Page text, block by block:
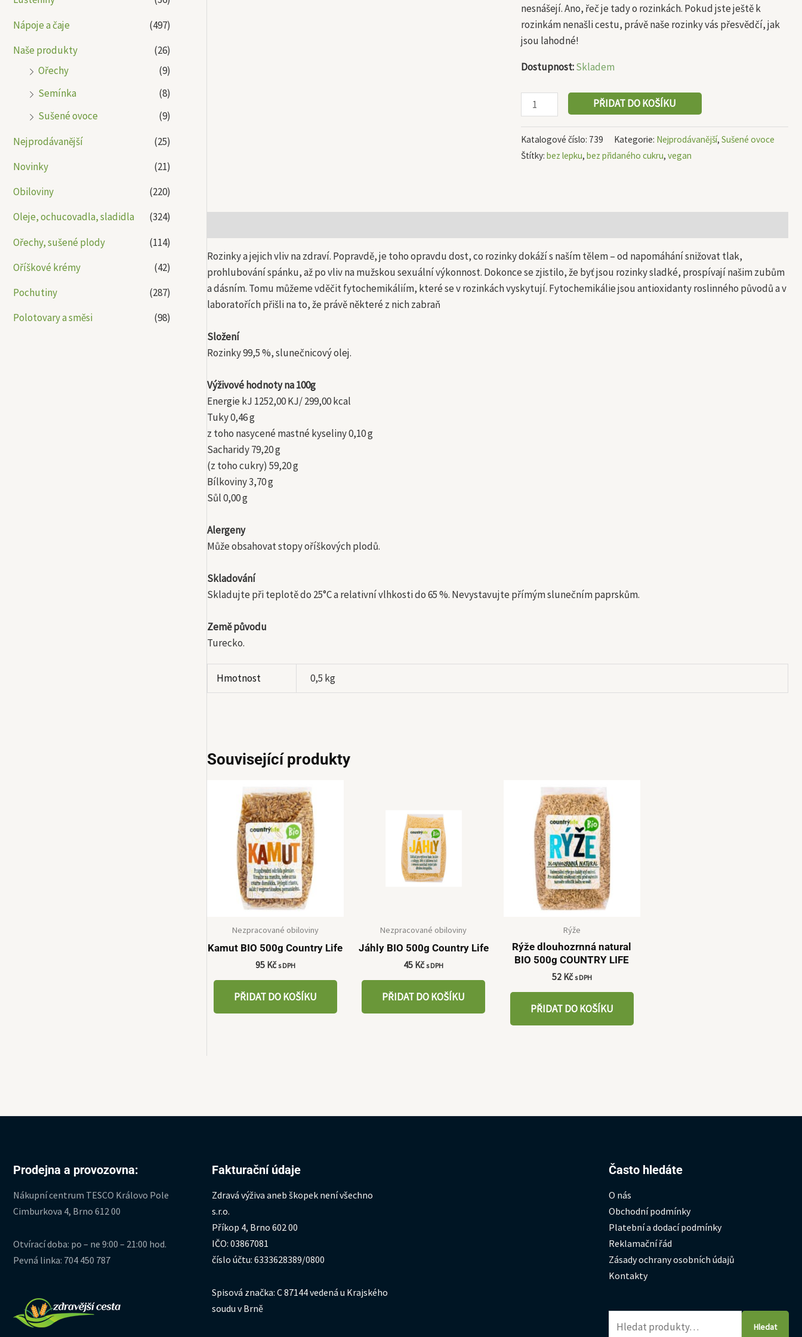
Nápoje a čaje
(497)
Naše produkty
(26)
Ořechy
(9)
Semínka
(8)
Sušené ovoce
(9)
Nejprodávanější
(25)
Novinky
(21)
Obiloviny
(220)
Oleje, ochucovadla, sladidla
(324)
Ořechy, sušené plody
(114)
Oříškové krémy
(42)
Pochutiny
(287)
Polotovary a směsi
(98)
nesnášejí. Ano, řeč je tady o rozinkách. Pokud jste ještě k
rozinkám nenašli cestu, právě naše rozinky vás přesvědčí, jak
jsou lahodné!
Dostupnost:Skladem
PŘIDAT DO KOŠÍKU
Katalogové číslo: 739 Kategorie: Nejprodávanější, Sušené ovoce
Štítky: bez lepku, bez přidaného cukru, vegan
Rozinky a jejich vliv na zdraví. Popravdě, je toho opravdu dost, co rozinky dokáží s naším tělem – od napomáhání snižovat tlak,
prohlubování spánku, až po vliv na mužskou sexuální výkonnost. Dokonce se zjistilo, že byť jsou rozinky sladké, prospívají našim zubům
a dásním. Tomu můžeme vděčit fytochemikáliím, které se v rozinkách vyskytují. Fytochemikálie jsou antioxidanty roslinného původů a v
laboratořích přišli na to, že právě některé z nich zabraň
Složení
Rozinky 99,5 %, slunečnicový olej.
Výživové hodnoty na 100g
Energie kJ 1252,00 KJ/ 299,00 kcal
Tuky 0,46 g
z toho nasycené mastné kyseliny 0,10 g
Sacharidy 79,20 g
(z toho cukry) 59,20 g
Bílkoviny 3,70 g
Sůl 0,00 g
Alergeny
Může obsahovat stopy oříškových plodů.
Skladování
Skladujte při teplotě do 25°C a relativní vlhkosti do 65 %. Nevystavujte přímým slunečním paprskům.
Země původu
Turecko.
Hmotnost 0,5 kg
Související produkty
Nezpracované obiloviny
Kamut BIO 500g Country Life
95 Kč s DPH
PŘIDAT DO KOŠÍKU
Nezpracované obiloviny
Jáhly BIO 500g Country Life
45 Kč s DPH
PŘIDAT DO KOŠÍKU
Rýže
Rýže dlouhozrnná natural
BIO 500g COUNTRY LIFE
52 Kč s DPH
PŘIDAT DO KOŠÍKU
Prodejna a provozovna:
Nákupní centrum TESCO Královo Pole
Cimburkova 4, Brno 612 00
Otvírací doba: po – ne 9:00 – 21:00 hod.
Pevná linka: 704 450 787
Fakturační údaje
Zdravá výživa aneb škopek není všechno
s.r.o.
Příkop 4, Brno 602 00
IČO: 03867081
číslo účtu: 6333628389/0800
Spisová značka: C 87144 vedená u Krajského
soudu v Brně
Často hledáte
O nás
Obchodní podmínky
Platební a dodací podmínky
Reklamační řád
Zásady ochrany osobních údajů
Kontakty
Hledat:
Hledat